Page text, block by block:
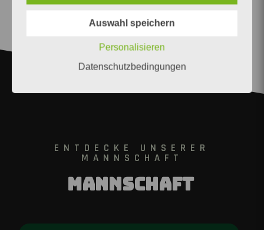
ENTDECKE UNSERER
MANNSCHAFT
Mannschaft
Auswahl speichern
Personalisieren
Datenschutzbedingungen